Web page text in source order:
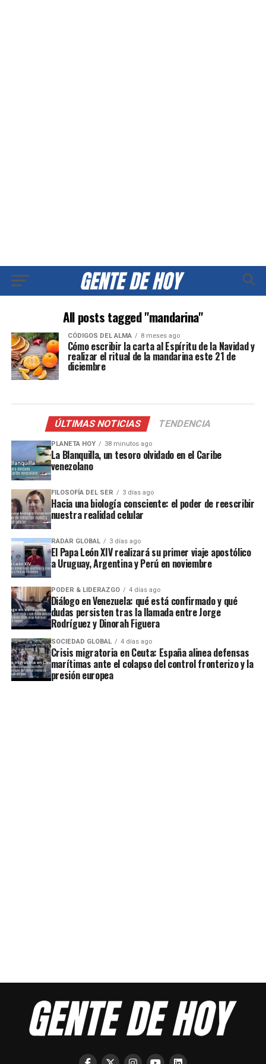
All posts tagged "mandarina"
CÓDIGOS DEL ALMA 8 meses ago
Cómo escribir la carta al Espíritu de la Navidad y
realizar el ritual de la mandarina este 21 de
diciembre
ÚLTIMAS NOTICIAS TENDENCIA
PLANETA HOY 38 minutos ago
La Blanquilla, un tesoro olvidado en el Caribe
venezolano
FILOSOFÍA DEL SER 3 días ago
Hacia una biología consciente: el poder de reescribir
nuestra realidad celular
RADAR GLOBAL 3 días ago
El Papa León XIV realizará su primer viaje apostólico
a Uruguay, Argentina y Perú en noviembre
PODER & LIDERAZGO 4 días ago
Diálogo en Venezuela: qué está confirmado y qué
dudas persisten tras la llamada entre Jorge
Rodríguez y Dinorah Figuera
SOCIEDAD GLOBAL 4 días ago
Crisis migratoria en Ceuta: España alinea defensas
marítimas ante el colapso del control fronterizo y la
presión europea